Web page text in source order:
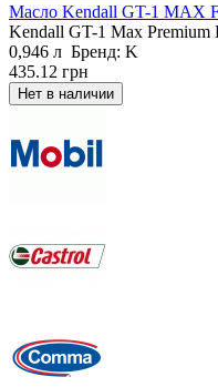
Масло Kendall GT-1 MAX
Kendall GT-1 Max Premium
0,946 л Бренд: K
435.12 грн